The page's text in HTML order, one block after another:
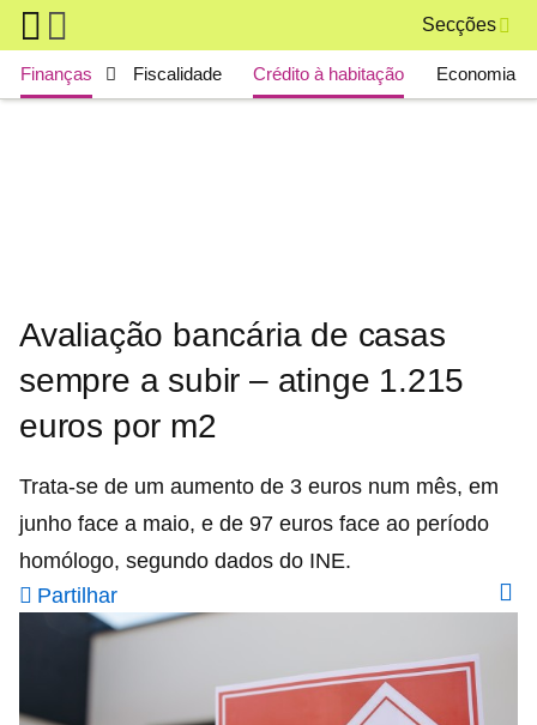
Skip to main content
Secções
Main navigation
Finanças Fiscalidade Crédito à habitação Economia
Avaliação bancária de casas
sempre a subir – atinge 1.215
euros por m2
Trata-se de um aumento de 3 euros num mês, em
junho face a maio, e de 97 euros face ao período
homólogo, segundo dados do INE.
Partilhar